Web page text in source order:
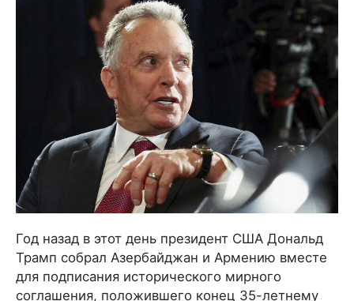
Год назад в этот день президент США Дональд
Трамп собрал Азербайджан и Армению вместе
для подписания исторического мирного
соглашения, положившего конец 35-летнему